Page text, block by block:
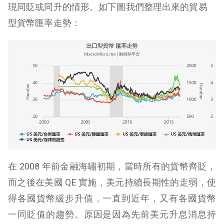
現同貶或同升的情形。如下圖我們整理出來的貿易
型貨幣匯率走勢：
在 2008 年前金融海嘯初期，當時所有的貨幣齊貶，
而之後在美國 QE 實施，美元持續長期性的走弱，使
得各國貨幣緩步升值，一直到近年，又有各國貨幣
一同貶值的趨勢。原因是因為先前美元升息消息持